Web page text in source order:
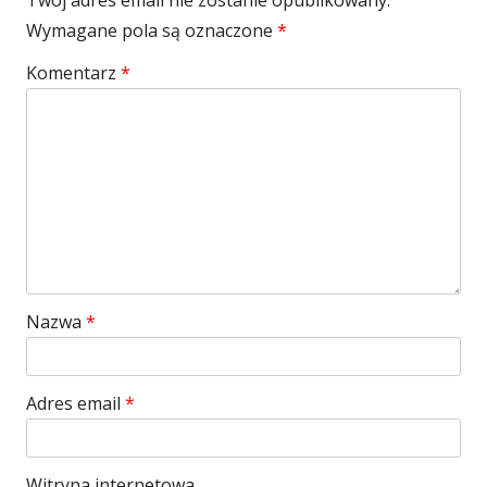
Wymagane pola są oznaczone *
Komentarz *
Nazwa *
Adres email *